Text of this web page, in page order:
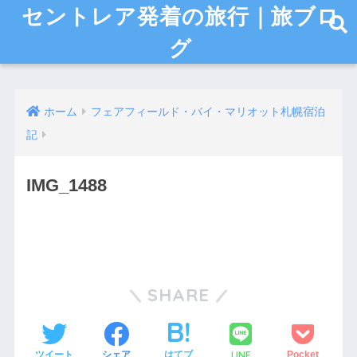
セントレア発着の旅行｜旅ブロ
グ
ホーム
フェアフィールド・バイ・マリオット札幌宿泊
記
IMG_1488
SHARE
ツイート シェア はてブ Pocket